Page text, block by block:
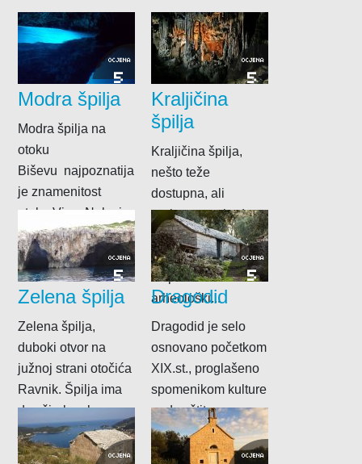
OCJENA
5
Modra špilja
Modra špilja na
otoku
Biševu najpoznatija
je znamenitost
otoka Visa. Nalazi
se u uvali Balun na
istočnoj strani
otoka....
OCJENA
5
Kraljičina
špilja
Kraljičina špilja,
nešto teže
dostupna, ali
prekrasna prirodna
špilja na sjevernoj
obali otoka u kojoj
su pronađeni
arheološki...
OCJENA
5
Zelena špilja
Zelena špilja,
duboki otvor na
južnoj strani otočića
Ravnik. Špilja ima
dva široka ulaza pa
je u nju...
OCJENA
5
Dragodid
Dragodid je selo
osnovano početkom
XIX.st., proglašeno
spomenikom kulture
pod zaštitom.
Smješteno na brdu
sjeverozapadno od
OCJENA OCJENA